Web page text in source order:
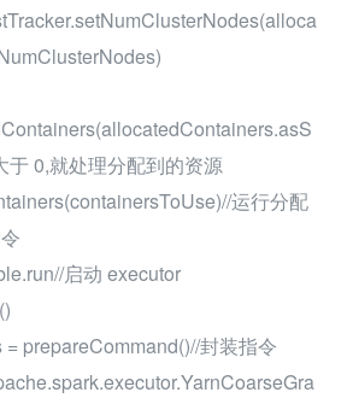
于 0,就处理分配到的资源
运行分配
启动 executor
prepareCommand()//封装指令